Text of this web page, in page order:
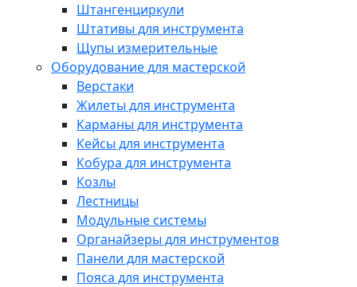
Штангенциркули
Штативы для инструмента
Щупы измерительные
Оборудование для мастерской
Верстаки
Жилеты для инструмента
Карманы для инструмента
Кейсы для инструмента
Кобура для инструмента
Козлы
Лестницы
Модульные системы
Органайзеры для инструментов
Панели для мастерской
Пояса для инструмента